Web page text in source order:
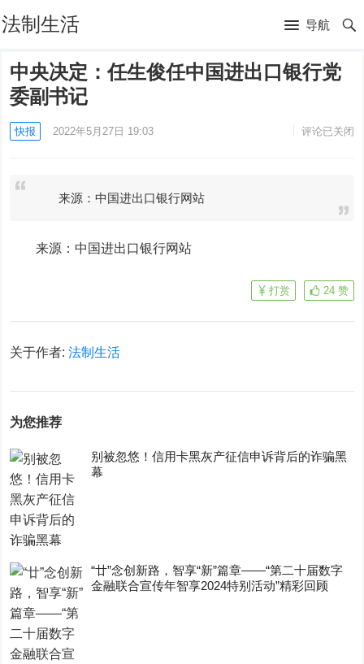
法制生活 导航
中央决定：任生俊任中国进出口银行党
委副书记
快报 2022年5月27日 19:03 评论已关闭
来源：中国进出口银行网站
来源：中国进出口银行网站
24 赞
打赏
关于作者:法制生活
为您推荐
别被忽悠！信用卡黑灰产征信申诉背后的诈骗黑
幕
“廿”念创新路，智享“新”篇章——“第二十届数字
金融联合宣传年智享2024特别活动”精彩回顾